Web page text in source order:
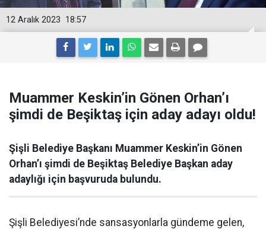
18:57
12 Aralık 2023
Muammer Keskin’in Gönen Orhan’ı
şimdi de Beşiktaş için aday adayı oldu!
Şişli Belediye Başkanı Muammer Keskin’in Gönen
Orhan’ı şimdi de Beşiktaş Belediye Başkan aday
adaylığı için başvuruda bulundu.
Şişli Belediyesi’nde sansasyonlarla gündeme gelen,